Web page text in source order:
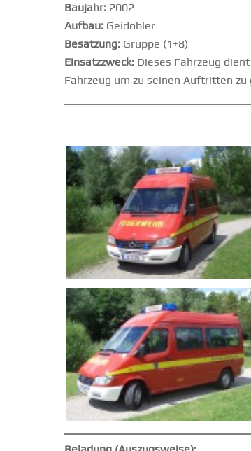
Baujahr: 2002
Aufbau: Geidobler
Besatzung: Gruppe (1+8)
Einsatzzweck: Dieses Fahrzeug
Fahrzeug um zu seinen Auftritten